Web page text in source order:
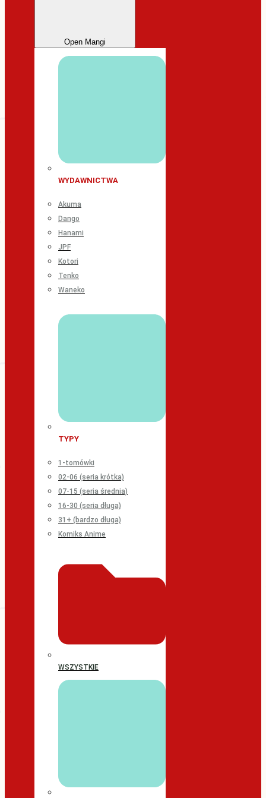
Open Mangi
WYDAWNICTWA
Akuma
Dango
Hanami
JPF
Kotori
Tenko
Waneko
TYPY
1-tomówki
02-06 (seria krótka)
07-15 (seria średnia)
16-30 (seria długa)
31+ (bardzo długa)
Komiks Anime
WSZYSTKIE